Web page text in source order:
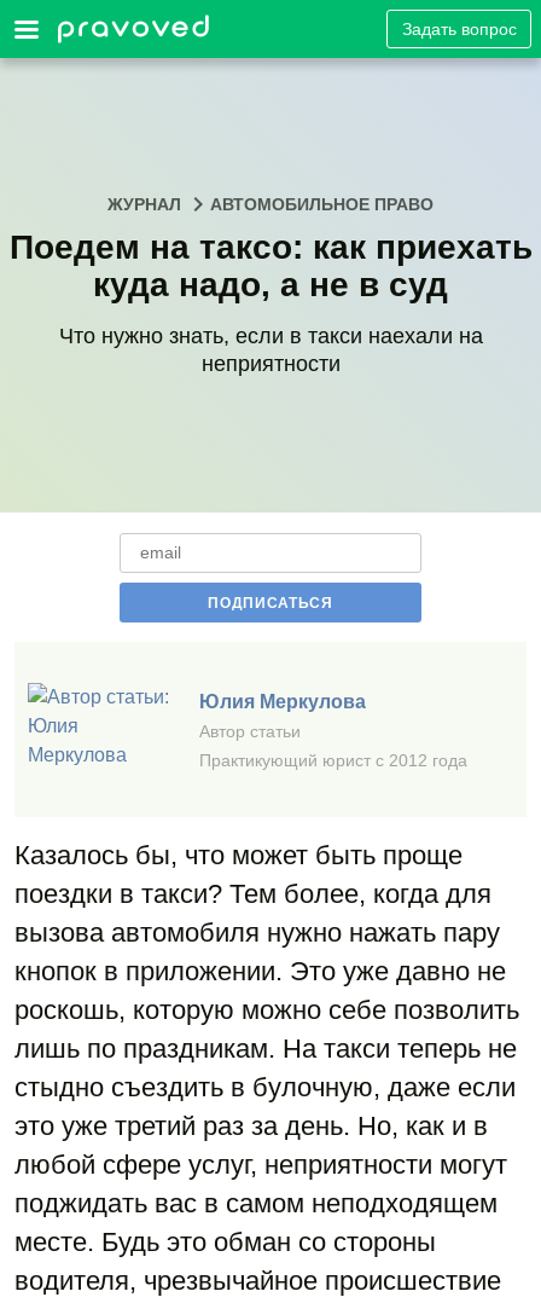
Задать вопрос
ЖУРНАЛ АВТОМОБИЛЬНОЕ ПРАВО
Поедем на таксо: как приехать
куда надо, а не в суд
Что нужно знать, если в такси наехали на
неприятности
Юлия Меркулова
Автор статьи
Практикующий юрист с 2012 года
Казалось бы, что может быть проще
поездки в такси? Тем более, когда для
вызова автомобиля нужно нажать пару
кнопок в приложении. Это уже давно не
роскошь, которую можно себе позволить
лишь по праздникам. На такси теперь не
стыдно съездить в булочную, даже если
это уже третий раз за день. Но, как и в
любой сфере услуг, неприятности могут
поджидать вас в самом неподходящем
месте. Будь это обман со стороны
водителя, чрезвычайное происшествие